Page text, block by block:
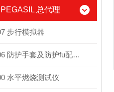
总代理
步行模拟器
EL-106 防护手套及防护fu配件冲击测试仪
水平燃烧测试仪